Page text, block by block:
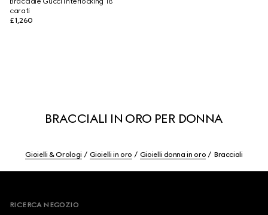
carati
£1,260
BRACCIALI IN ORO PER DONNA
Gioielli & Orologi Gioielli in oro Gioielli donna in oro Bracciali
RICERCA NEGOZIO